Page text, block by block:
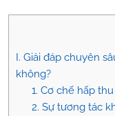
I. Giải đáp chuyên
không?
1. Cơ chế hấp
2. Sự tương tác